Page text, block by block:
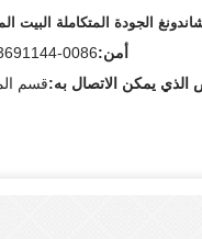
الجودة المتكاملة البيت
أمن:0086-13153691144
الذي يمكن الاتصال به:قسم